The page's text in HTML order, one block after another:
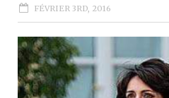
FÉVRIER 3RD, 2016